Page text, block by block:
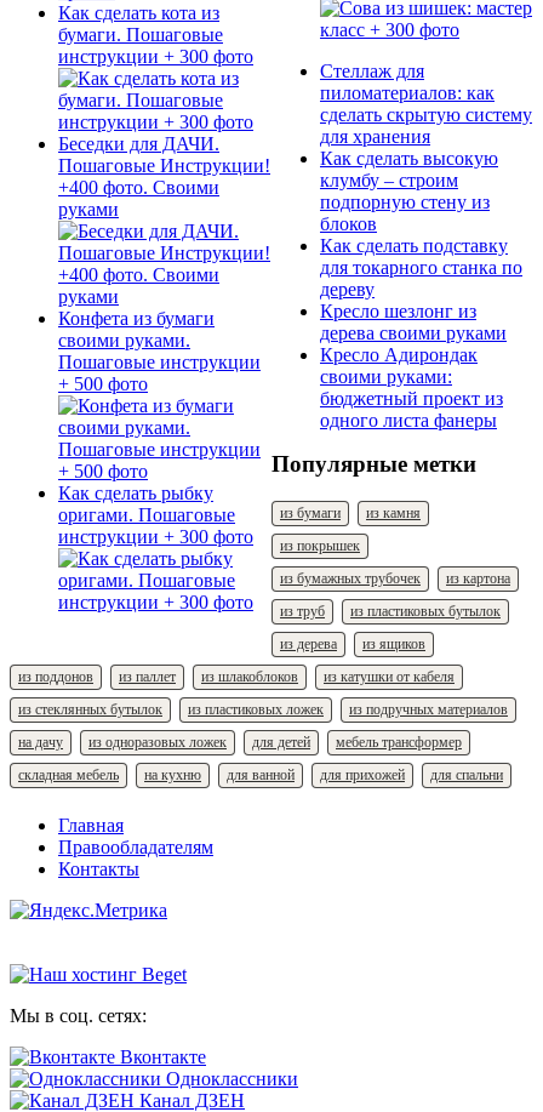
Как сделать кота из
бумаги. Пошаговые
инструкции + 300 фото
Беседки для ДАЧИ.
Пошаговые Инструкции!
+400 фото. Своими
руками
Конфета из бумаги
своими руками.
Пошаговые инструкции
+ 500 фото
Как сделать рыбку
оригами. Пошаговые
инструкции + 300 фото
Стеллаж для
пиломатериалов: как
сделать скрытую систему
для хранения
Как сделать высокую
клумбу – строим
подпорную стену из
блоков
Как сделать подставку
для токарного станка по
дереву
Кресло шезлонг из
дерева своими руками
Кресло Адирондак
своими руками:
бюджетный проект из
одного листа фанеры
Популярные метки
из бумаги
из камня
из покрышек
из бумажных трубочек
из картона
из труб
из пластиковых бутылок
из дерева
из ящиков
из поддонов
из паллет из шлакоблоков
из катушки от кабеля
из стеклянных бутылок
из пластиковых ложек
из подручных материалов
на дачу
из одноразовых ложек для детей
мебель трансформер
складная мебель
на кухню для ванной для прихожей для спальни
Главная
Правообладателям
Контакты
Мы в соц. сетях:
Вконтакте
Одноклассники
Канал ДЗЕН